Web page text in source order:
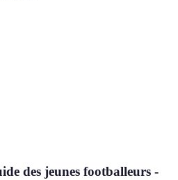
des jeunes footballeurs -